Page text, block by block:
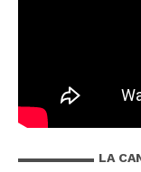
▬▬▬▬▬▬ LA